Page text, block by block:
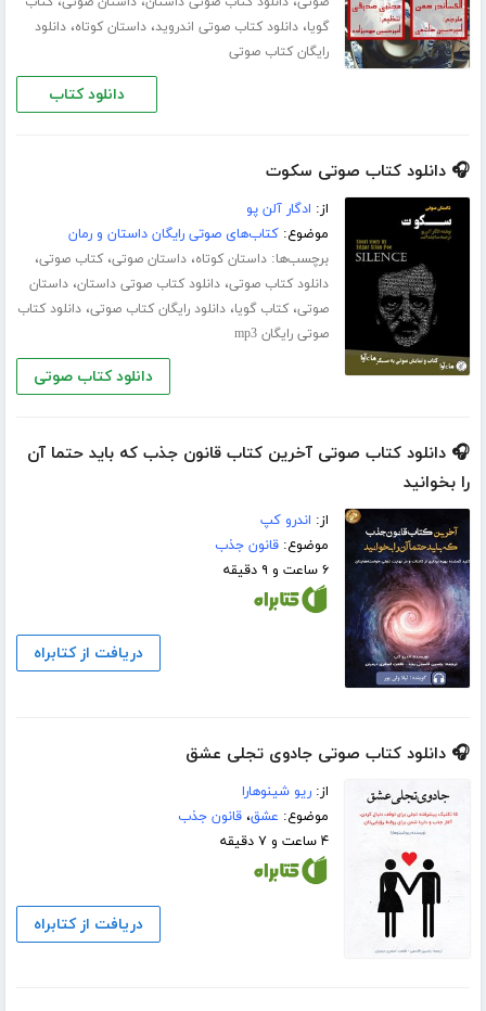
گویا،دانلود کتاب صوتی اندروید،داستان کوتاه،دانلود
رایگان کتاب صوتی
دانلود کتاب
🎧 دانلود کتاب صوتی سکوت
از: ادگار آلن پو
موضوع:کتاب‌های صوتی رایگان داستان و رمان
برچسب‌ها:داستان کوتاه،داستان صوتی،کتاب صوتی،
دانلود کتاب صوتی،دانلود کتاب صوتی داستان،داستان
صوتی،کتاب گویا،دانلود رایگان کتاب صوتی،دانلود کتاب
صوتی رایگان mp3
دانلود کتاب صوتی
🎧 دانلود کتاب صوتی آخرین کتاب قانون جذب که باید حتما آن
را بخوانید
از: اندرو کپ
موضوع:قانون جذب
۶ ساعت و ۹ دقیقه
دریافت از کتابراه
🎧 دانلود کتاب صوتی جادوی تجلی عشق
از:ریو شینوهارا
موضوع: عشق،قانون جذب
۴ ساعت و ۷ دقیقه
دریافت از کتابراه